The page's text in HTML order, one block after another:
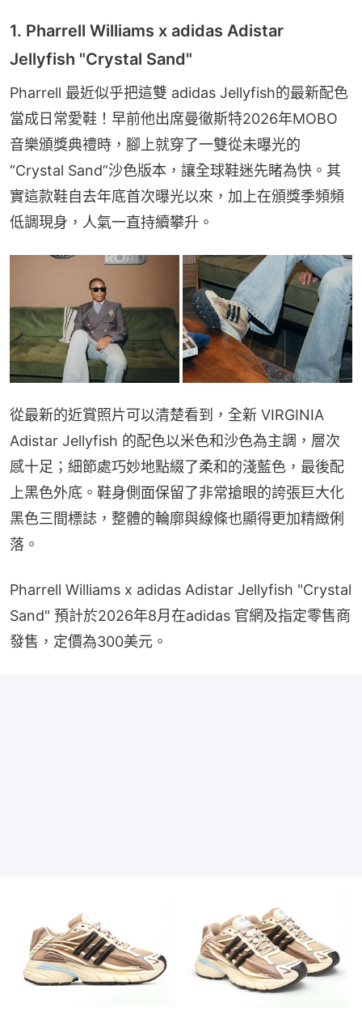
1. Pharrell Williams x adidas Adistar
Jellyfish "Crystal Sand"
Pharrell 最近似乎把這雙 adidas Jellyfish的最新配色
當成日常愛鞋！早前他出席曼徹斯特2026年MOBO
音樂頒獎典禮時，腳上就穿了一雙從未曝光的
“Crystal Sand”沙色版本，讓全球鞋迷先睹為快。其
實這款鞋自去年底首次曝光以來，加上在頒獎季頻頻
低調現身，人氣一直持續攀升。
從最新的近賞照片可以清楚看到，全新 VIRGINIA
Adistar Jellyfish 的配色以米色和沙色為主調，層次
感十足；細節處巧妙地點綴了柔和的淺藍色，最後配
上黑色外底。鞋身側面保留了非常搶眼的誇張巨大化
黑色三間標誌，整體的輪廓與線條也顯得更加精緻俐
落。
Pharrell Williams x adidas Adistar Jellyfish "Crystal
Sand" 預計於2026年8月在adidas 官網及指定零售商
發售，定價為300美元。